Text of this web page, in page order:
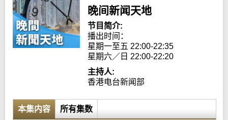
晚间新闻天地
节目简介:
播出时间：
星期一至五 22:00-22:35
星期六／日 22:00-22:20
主持人:
香港电台新闻部
本集内容 所有集数